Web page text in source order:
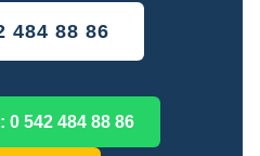
484 88 86
0 542 484 88 86